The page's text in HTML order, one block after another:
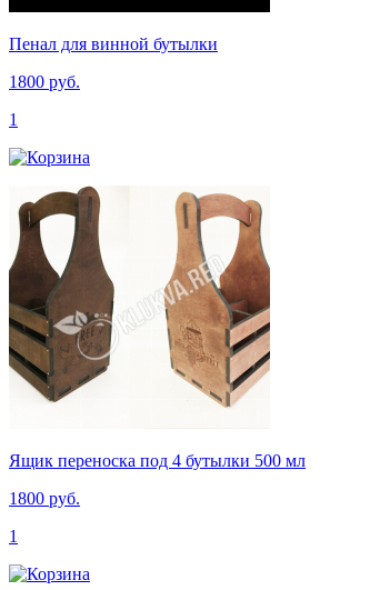
Пенал для винной бутылки
1800 руб.
1
Ящик переноска под 4 бутылки 500 мл
1800 руб.
1